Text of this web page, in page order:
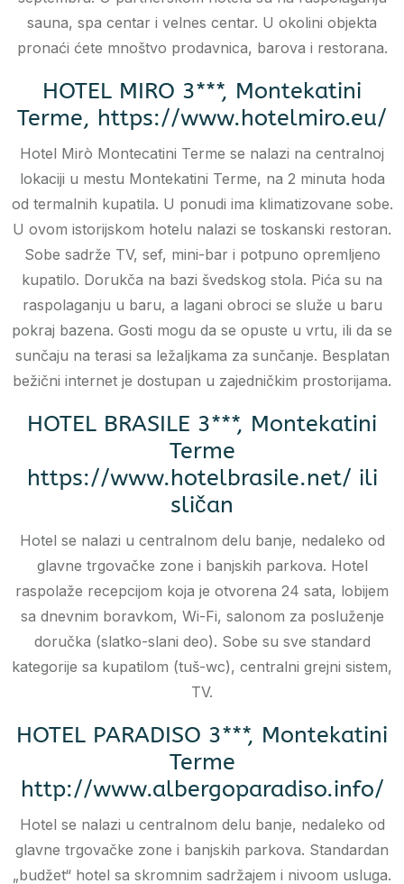
sauna, spa centar i velnes centar. U okolini objekta
pronaći ćete mnoštvo prodavnica, barova i restorana.
HOTEL MIRO 3***, Montekatini
Terme, https://www.hotelmiro.eu/
Hotel Mirò Montecatini Terme se nalazi na centralnoj
lokaciji u mestu Montekatini Terme, na 2 minuta hoda
od termalnih kupatila. U ponudi ima klimatizovane sobe.
U ovom istorijskom hotelu nalazi se toskanski restoran.
Sobe sadrže TV, sef, mini-bar i potpuno opremljeno
kupatilo. Dorukča na bazi švedskog stola. Pića su na
raspolaganju u baru, a lagani obroci se služe u baru
pokraj bazena. Gosti mogu da se opuste u vrtu, ili da se
sunčaju na terasi sa ležaljkama za sunčanje. Besplatan
bežični internet je dostupan u zajedničkim prostorijama.
HOTEL BRASILE 3***, Montekatini
Terme
https://www.hotelbrasile.net/ ili
sličan
Hotel se nalazi u centralnom delu banje, nedaleko od
glavne trgovačke zone i banjskih parkova. Hotel
raspolaže recepcijom koja je otvorena 24 sata, lobijem
sa dnevnim boravkom, Wi-Fi, salonom za posluženje
doručka (slatko-slani deo). Sobe su sve standard
kategorije sa kupatilom (tuš-wc), centralni grejni sistem,
TV.
HOTEL PARADISO 3***, Montekatini
Terme
http://www.albergoparadiso.info/
Hotel se nalazi u centralnom delu banje, nedaleko od
glavne trgovačke zone i banjskih parkova. Standardan
„budžet“ hotel sa skromnim sadržajem i nivoom usluga.